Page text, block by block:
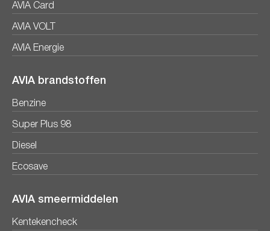
AVIA Card
AVIA VOLT
AVIA Energie
AVIA brandstoffen
Benzine
Super Plus 98
Diesel
Ecosave
AVIA smeermiddelen
Kentekencheck